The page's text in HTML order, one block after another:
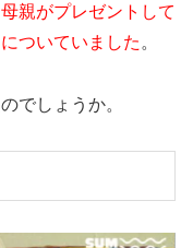
母親がプレゼントして
ついていました 。
でしょうか。